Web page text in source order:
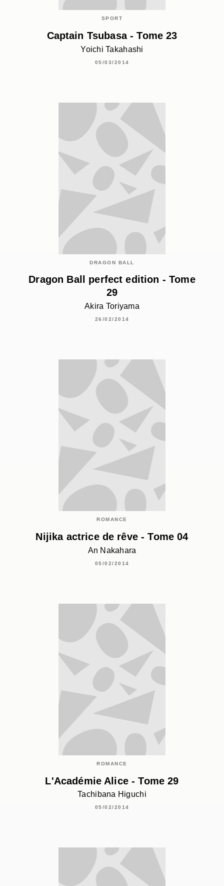
SPORT
Captain Tsubasa - Tome 23
Yoichi Takahashi
05/03/2014
DRAGON BALL
Dragon Ball perfect edition - Tome
29
Akira Toriyama
26/02/2014
ROMANCE
Nijika actrice de rêve - Tome 04
An Nakahara
05/02/2014
ROMANCE
L'Académie Alice - Tome 29
Tachibana Higuchi
05/02/2014